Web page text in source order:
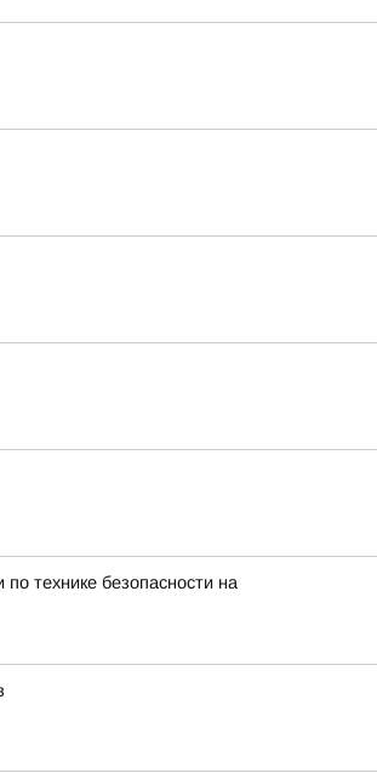
технике безопасности на